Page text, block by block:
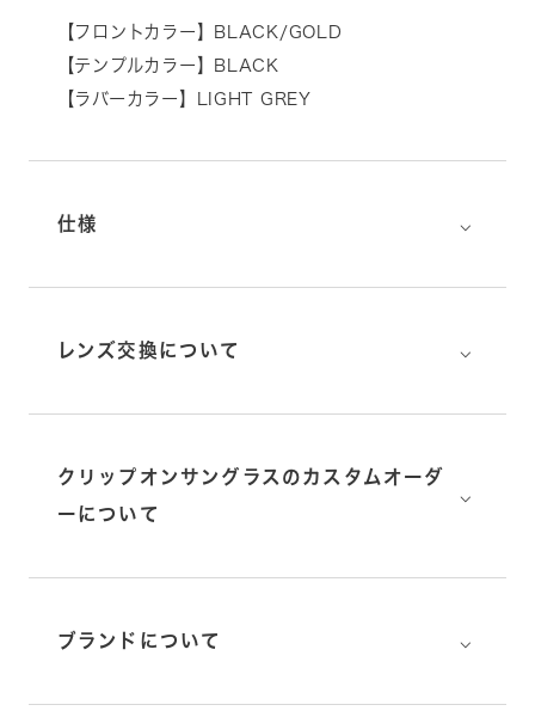
【フロントカラー】BLACK/GOLD
【テンプルカラー】BLACK
【ラバーカラー】LIGHT GREY
仕様 ⌵
レンズ交換について ⌵
クリップオンサングラスのカスタムオーダ
ーについて
⌵
ブランドについて ⌵